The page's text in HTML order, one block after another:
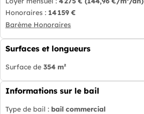
Honoraires : 14 159 €
Barème Honoraires
Surfaces et longueurs
Surface de 354 m²
Informations sur le bail
Type de bail : bail commercial